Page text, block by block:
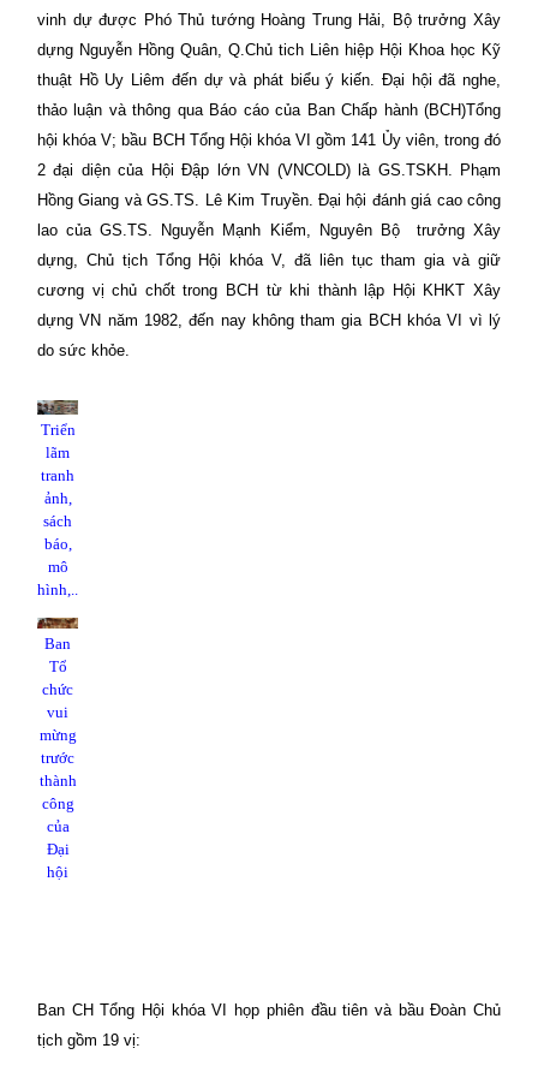
vinh dự được Phó Thủ tướng Hoàng Trung Hải, Bộ trưởng Xây
dựng Nguyễn Hồng Quân, Q.Chủ tich Liên hiệp Hội Khoa học Kỹ
thuật Hồ Uy Liêm đến dự và phát biểu ý kiến. Đại hội đã nghe,
thảo luận và thông qua Báo cáo của Ban Chấp hành (BCH)Tổng
hội khóa V; bầu BCH Tổng Hội khóa VI gồm 141 Ủy viên, trong đó
2 đại diện của Hội Đập lớn VN (VNCOLD) là GS.TSKH. Phạm
Hồng Giang và GS.TS. Lê Kim Truyền. Đại hội đánh giá cao công
lao của GS.TS. Nguyễn Mạnh Kiểm, Nguyên Bộ
trưởng Xây
dựng, Chủ tịch Tổng Hội khóa V, đã liên tục tham gia và giữ
cương vị chủ chốt trong BCH từ khi thành lập Hội KHKT Xây
dựng VN năm 1982, đến nay không tham gia BCH khóa VI vì lý
do sức khỏe.
Triển
lãm
tranh
ảnh,
sách
báo,
mô
hình,..
Ban
Tổ
chức
vui
mừng
trước
thành
công
của
Đại
hội
Ban CH Tổng Hội khóa VI họp phiên đầu tiên và bầu Đoàn Chủ
tịch gồm 19 vị: